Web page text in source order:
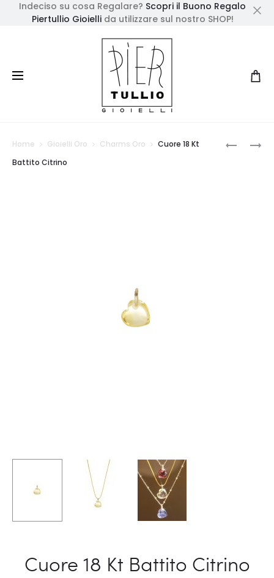
Indeciso su cosa Regalare? Scopri il Buono Regalo
Piertullio Gioiellida utilizzare sul nostro SHOP!
CUORE
Home Gioielli Oro Charms Oro
Cuore 18 Kt
Battito Citrino
Cuore 18 Kt Battito Citrino